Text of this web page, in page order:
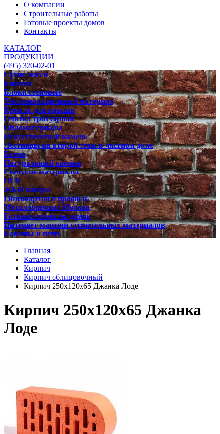
О компании
Строительные работы
Готовые проекты домов
Контакты
КАТАЛОГ
ПРОДУКЦИИ
(495) 320-02-01
Сухие смеси
Кирпич
Блоки стеновые
Теплоизоляционный материал
Кровля для крыши
Плитка тротуарная
Пиломатериалы
Искусственный камень
Лестницы на второй этаж в частном доме
Бетон
Натуральный камень
Сыпучие материалы
ПГП
ЖБИ заводы
Гипсокартон и профиль
Металлопрокат Москва
Готовые проекты домов
Интернет магазин строительных материалов
Камины и печи
Главная
Каталог
Кирпич
Кирпич облицовочный
Кирпич 250x120x65 Джанка Лоде
Кирпич 250x120x65 Джанка
Лоде